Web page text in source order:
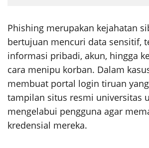
Phishing merupakan kejahatan
bertujuan mencuri data sensitif,
informasi pribadi, akun, hingga
cara menipu korban. Dalam
membuat portal login tiruan
tampilan situs resmi universitas
mengelabui pengguna agar
kredensial mereka.